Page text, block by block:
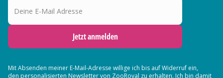
Jetzt anmelden
Mit Absenden meiner E-Mail-Adresse willige ich bis auf Widerruf ein,
den personalisierten Newslettervon ZooRoyal zu erhalten. Ich bin damit